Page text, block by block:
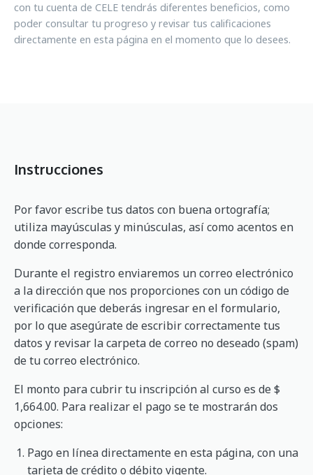
con tu cuenta de CELE tendrás diferentes beneficios, como
poder consultar tu progreso y revisar tus calificaciones
directamente en esta página en el momento que lo desees.
Instrucciones
Por favor escribe tus datos con buena ortografía;
utiliza mayúsculas y minúsculas, así como acentos en
donde corresponda.
Durante el registro enviaremos un correo electrónico
a la dirección que nos proporciones con un código de
verificación que deberás ingresar en el formulario,
por lo que asegúrate de escribir correctamente tus
datos y revisar la carpeta de correo no deseado (spam)
de tu correo electrónico.
El monto para cubrir tu inscripción al curso es de $
1,664.00. Para realizar el pago se te mostrarán dos
opciones:
Pago en línea directamente en esta página, con una
tarjeta de crédito o débito vigente.